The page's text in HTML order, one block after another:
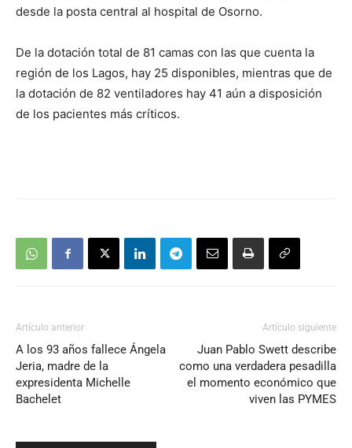
desde la posta central al hospital de Osorno.
De la dotación total de 81 camas con las que cuenta la
región de los Lagos, hay 25 disponibles, mientras que de
la dotación de 82 ventiladores hay 41 aún a disposición
de los pacientes más críticos.
Artículo anterior
A los 93 años fallece Ángela
Jeria, madre de la
expresidenta Michelle
Bachelet
Artículo siguiente
Juan Pablo Swett describe
como una verdadera pesadilla
el momento económico que
viven las PYMES